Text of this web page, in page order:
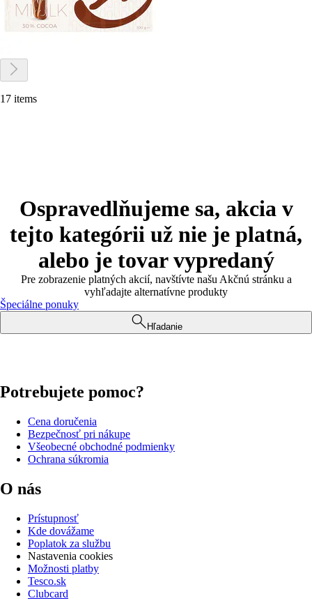
17 items
Ospravedlňujeme sa, akcia v
tejto kategórii už nie je platná,
alebo je tovar vypredaný
Pre zobrazenie platných akcií, navštívte našu Akčnú stránku a
vyhľadajte alternatívne produkty
Špeciálne ponuky
Hľadanie
Potrebujete pomoc?
Cena doručenia
Bezpečnosť pri nákupe
Všeobecné obchodné podmienky
Ochrana súkromia
O nás
Prístupnosť
Kde dovážame
Poplatok za službu
Nastavenia cookies
Možnosti platby
Tesco.sk
Clubcard